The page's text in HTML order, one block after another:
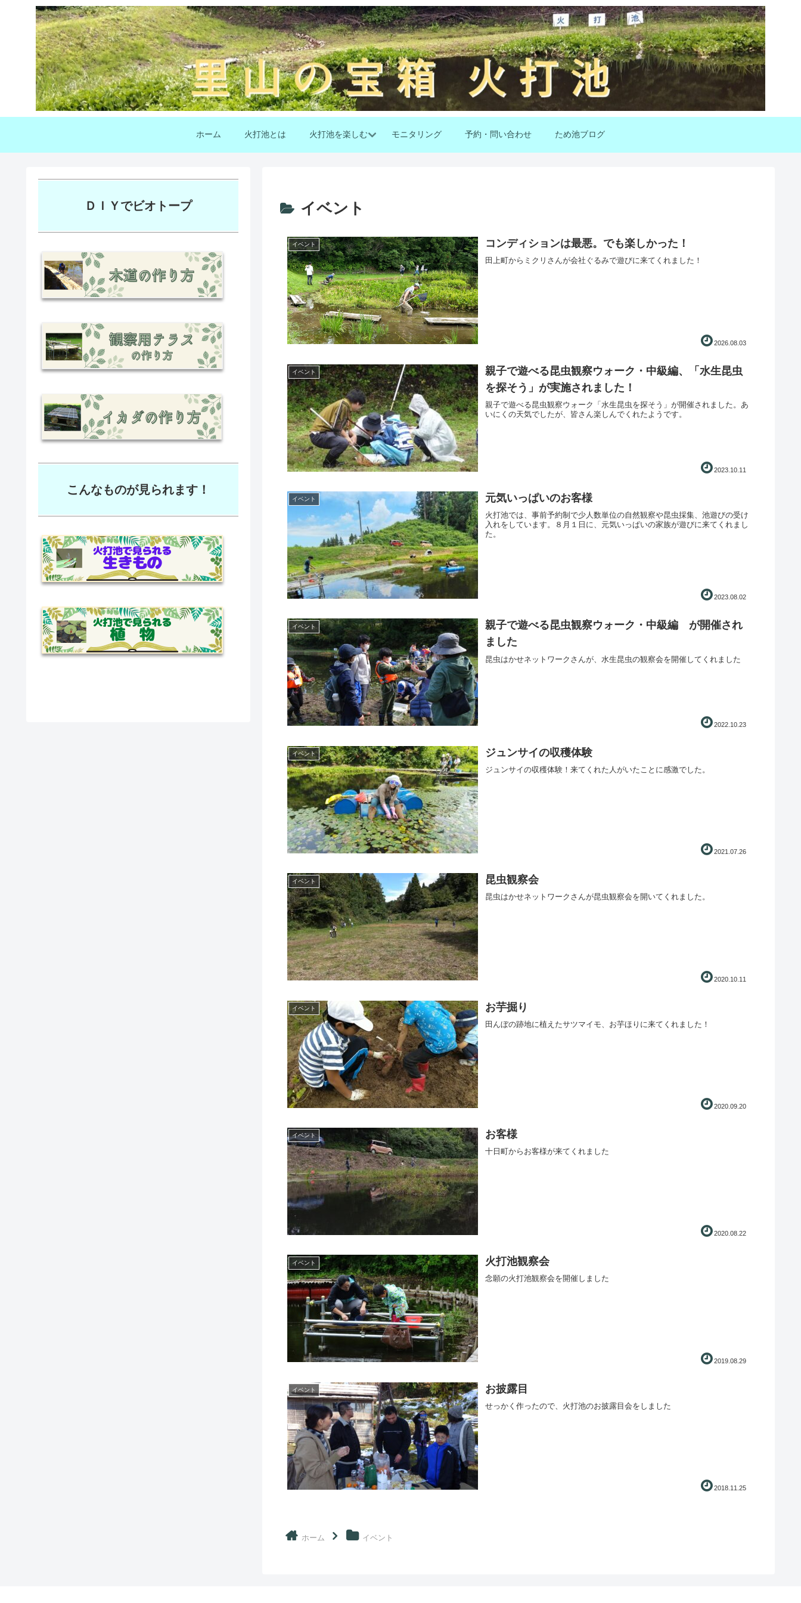
ホーム 火打池とは 火打池を楽しむ モニタリング 予約・問い合わせ ため池ブログ
イベント
イベント コンディションは最悪。でも楽しかった！
田上町からミクリさんが会社ぐるみで遊びに来てくれました！
2026.08.03
イベント
親子で遊べる昆虫観察ウォーク・中級編、「水生昆虫
を探そう」が実施されました！
親子で遊べる昆虫観察ウォーク「水生昆虫を探そう」が開催されました。あ
いにくの天気でしたが、皆さん楽しんでくれたようです。
2023.10.11
イベント 元気いっぱいのお客様
火打池では、事前予約制で少人数単位の自然観察や昆虫採集、池遊びの受け
入れをしています。８月１日に、元気いっぱいの家族が遊びに来てくれまし
た。
2023.08.02
イベント
親子で遊べる昆虫観察ウォーク・中級編 が開催され
ました
昆虫はかせネットワークさんが、水生昆虫の観察会を開催してくれました
2022.10.23
イベント ジュンサイの収穫体験
ジュンサイの収穫体験！来てくれた人がいたことに感激でした。
2021.07.26
イベント 昆虫観察会
昆虫はかせネットワークさんが昆虫観察会を開いてくれました。
2020.10.11
イベント お芋掘り
田んぼの跡地に植えたサツマイモ、お芋ほりに来てくれました！
2020.09.20
イベント お客様
十日町からお客様が来てくれました
2020.08.22
イベント 火打池観察会
念願の火打池観察会を開催しました
2019.08.29
イベント お披露目
せっかく作ったので、火打池のお披露目会をしました
2018.11.25
ホーム イベント
ＤＩＹでビオトープ
こんなものが見られます！